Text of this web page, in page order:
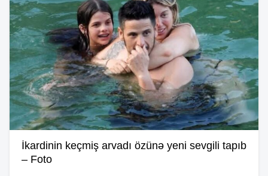
İkardinin keçmiş arvadı özünə yeni sevgili tapıb
– Foto